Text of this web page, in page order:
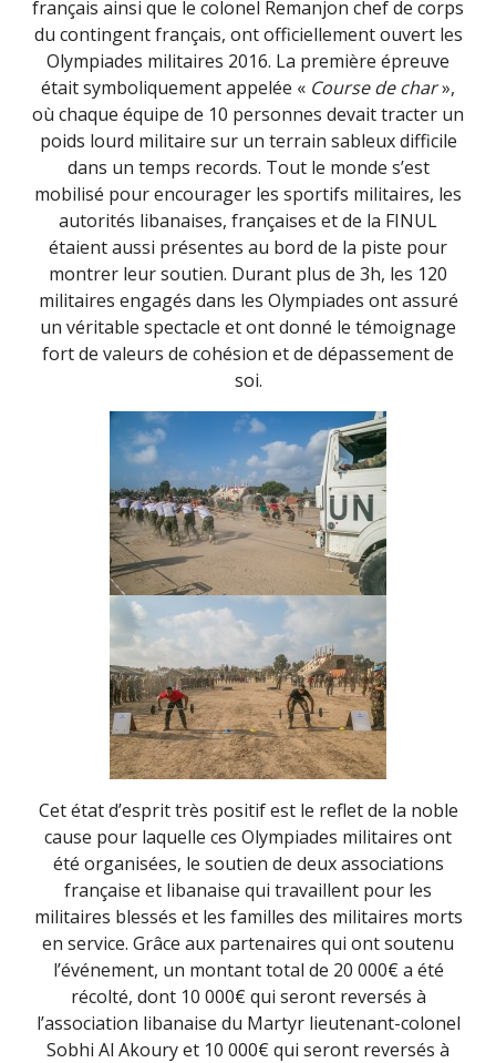
français ainsi que le colonel Remanjon chef de corps
du contingent français, ont officiellement ouvert les
Olympiades militaires 2016. La première épreuve
était symboliquement appelée « Course de char»,
où chaque équipe de 10 personnes devait tracter un
poids lourd militaire sur un terrain sableux difficile
dans un temps records. Tout le monde s’est
mobilisé pour encourager les sportifs militaires, les
autorités libanaises, françaises et de la FINUL
étaient aussi présentes au bord de la piste pour
montrer leur soutien. Durant plus de 3h, les 120
militaires engagés dans les Olympiades ont assuré
un véritable spectacle et ont donné le témoignage
fort de valeurs de cohésion et de dépassement de
soi.
Cet état d’esprit très positif est le reflet de la noble
cause pour laquelle ces Olympiades militaires ont
été organisées, le soutien de deux associations
française et libanaise qui travaillent pour les
militaires blessés et les familles des militaires morts
en service. Grâce aux partenaires qui ont soutenu
l’événement, un montant total de 20 000€ a été
récolté, dont 10 000€ qui seront reversés à
l’association libanaise du Martyr lieutenant-colonel
Sobhi Al Akoury et 10 000€ qui seront reversés à